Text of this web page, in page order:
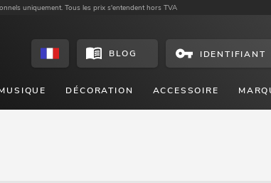
uniquement. Tous les prix s'entendent hors TVA
BLOG IDENTIFIANT
DÉCORATION ACCESSOIRE